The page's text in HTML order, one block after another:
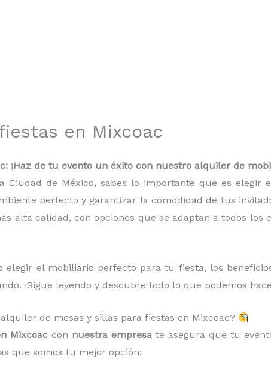
en Mixcoac
¡Haz de tu evento un éxito con nuestro alquiler de
Ciudad de México, sabes lo importante que es elegir
perfecto y garantizar la comodidad de tus
alta calidad, con opciones que se adaptan a todos los
elegir el mobiliario perfecto para tu fiesta, los
¡Sigue leyendo y descubre todo lo que podemos
de mesas y sillas para fiestas en Mixcoac?
Mixcoaccon nuestra empresa te asegura que tu
que somos tu mejor opción: